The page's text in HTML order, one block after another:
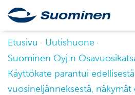
Etusivu
Uutishuone
Suominen Oyj:n
Käyttökate parantui edellisestä
vuosineljänneksestä, näkymät